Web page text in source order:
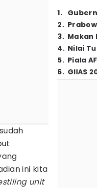
ini kita
unit
1.
2.
3. Makan
4. Nilai
5. Piala
6. GIIAS